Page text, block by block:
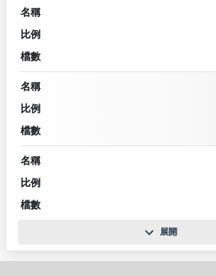
名稱
比例
檔數
名稱
比例
檔數
名稱
比例
檔數
展開